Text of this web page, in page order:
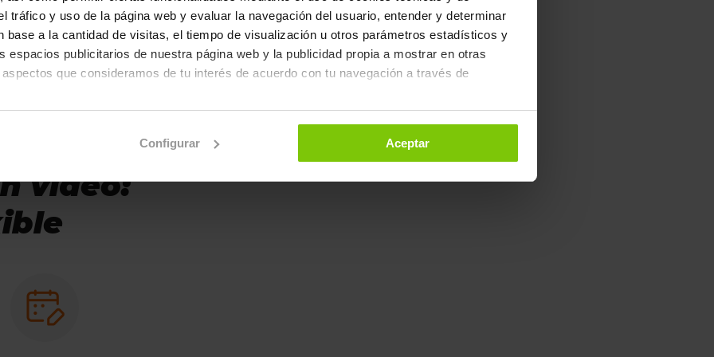
tráfico y uso de la página web y evaluar la navegación del usuario, entender y determinar
base a la cantidad de visitas, el tiempo de visualización u otros parámetros estadísticos y
espacios publicitarios de nuestra página web y la publicidad propia a mostrar en otras
que consideramos de tu interés de acuerdo con tu navegación a través de
"Configurar".
sobre cómo utilizamos las cookies dirígete a nuestra
Configurar Aceptar
Al finalizar el curso recibirás
vídeo: